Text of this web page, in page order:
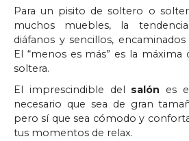
Para un pisito de soltero o
muchos muebles, la
diáfanos y sencillos,
El “menos es más” es la
soltera.
El imprescindible del salón es
necesario que sea de gran
pero sí que sea cómodo y
tus momentos de relax.